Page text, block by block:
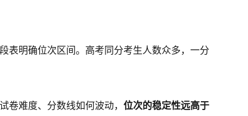
表明确位次区间。高考同分考生人数众多，一分
卷难度、分数线如何波动， 位次的稳定性远高于